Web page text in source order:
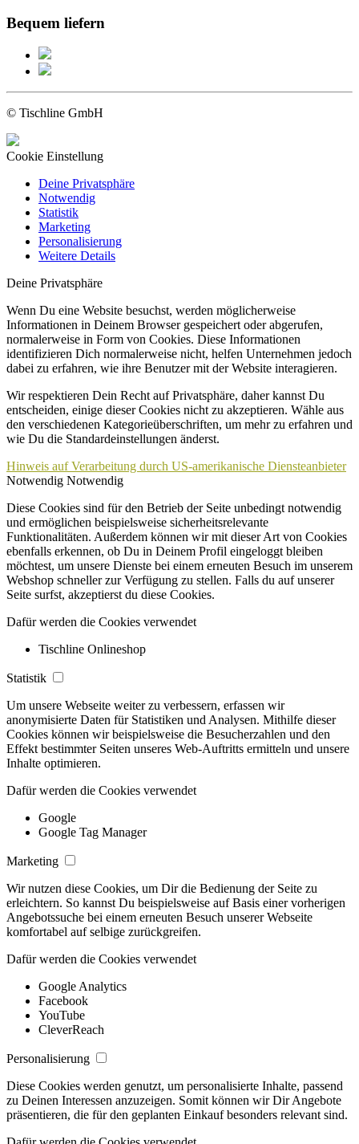
Bequem liefern
© Tischline GmbH
Cookie Einstellung
Deine Privatsphäre
Notwendig
Statistik
Marketing
Personalisierung
Weitere Details
Deine Privatsphäre
Wenn Du eine Website besuchst, werden möglicherweise
Informationen in Deinem Browser gespeichert oder abgerufen,
normalerweise in Form von Cookies. Diese Informationen
identifizieren Dich normalerweise nicht, helfen Unternehmen jedoch
dabei zu erfahren, wie ihre Benutzer mit der Website interagieren.
Wir respektieren Dein Recht auf Privatsphäre, daher kannst Du
entscheiden, einige dieser Cookies nicht zu akzeptieren. Wähle aus
den verschiedenen Kategorieüberschriften, um mehr zu erfahren und
wie Du die Standardeinstellungen änderst.
Hinweis auf Verarbeitung durch US-amerikanische Diensteanbieter
Notwendig Notwendig
Diese Cookies sind für den Betrieb der Seite unbedingt notwendig
und ermöglichen beispielsweise sicherheitsrelevante
Funktionalitäten. Außerdem können wir mit dieser Art von Cookies
ebenfalls erkennen, ob Du in Deinem Profil eingeloggt bleiben
möchtest, um unsere Dienste bei einem erneuten Besuch im unserem
Webshop schneller zur Verfügung zu stellen. Falls du auf unserer
Seite surfst, akzeptierst du diese Cookies.
Dafür werden die Cookies verwendet
Tischline Onlineshop
Statistik
Um unsere Webseite weiter zu verbessern, erfassen wir
anonymisierte Daten für Statistiken und Analysen. Mithilfe dieser
Cookies können wir beispielsweise die Besucherzahlen und den
Effekt bestimmter Seiten unseres Web-Auftritts ermitteln und unsere
Inhalte optimieren.
Dafür werden die Cookies verwendet
Google
Google Tag Manager
Marketing
Wir nutzen diese Cookies, um Dir die Bedienung der Seite zu
erleichtern. So kannst Du beispielsweise auf Basis einer vorherigen
Angebotssuche bei einem erneuten Besuch unserer Webseite
komfortabel auf selbige zurückgreifen.
Dafür werden die Cookies verwendet
Google Analytics
Facebook
YouTube
CleverReach
Personalisierung
Diese Cookies werden genutzt, um personalisierte Inhalte, passend
zu Deinen Interessen anzuzeigen. Somit können wir Dir Angebote
präsentieren, die für den geplanten Einkauf besonders relevant sind.